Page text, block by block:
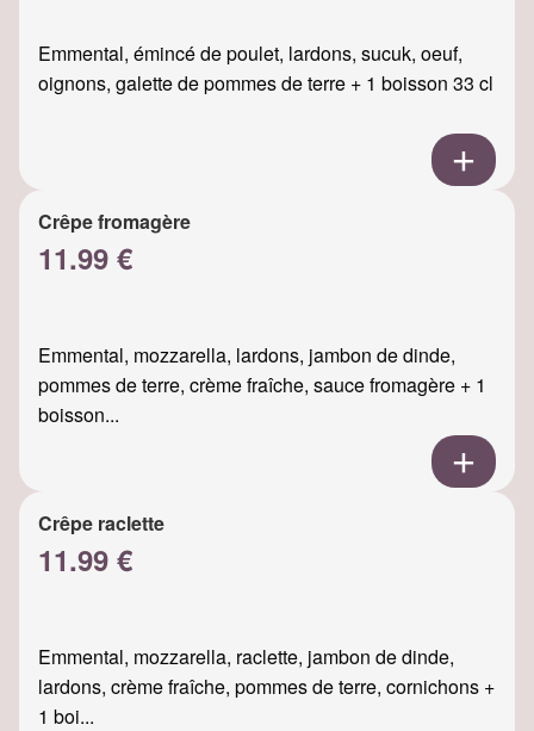
Emmental, émincé de poulet, lardons, sucuk, oeuf,
oignons, galette de pommes de terre + 1 boisson 33 cl
Crêpe fromagère
11.99 €
Emmental, mozzarella, lardons, jambon de dinde,
pommes de terre, crème fraîche, sauce fromagère + 1
boisson...
Crêpe raclette
11.99 €
Emmental, mozzarella, raclette, jambon de dinde,
lardons, crème fraîche, pommes de terre, cornichons +
1 boi...